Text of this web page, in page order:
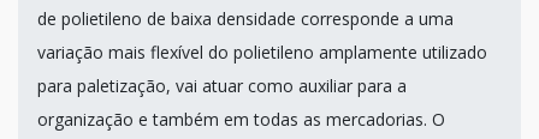
de polietileno de baixa densidade corresponde a uma
variação mais flexível do polietileno amplamente utilizado
para paletização, vai atuar como auxiliar para a
organização e também em todas as mercadorias. O